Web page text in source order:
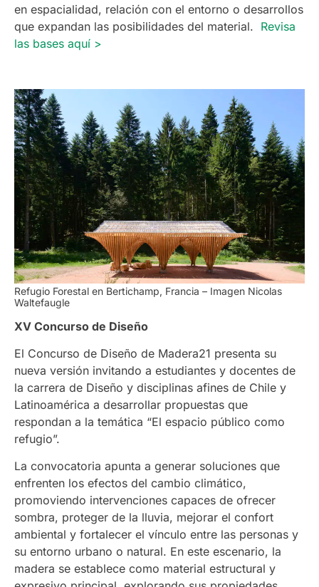
en espacialidad, relación con el entorno o desarrollos
que expandan las posibilidades del material. Revisa
las bases aquí >
Refugio Forestal en Bertichamp, Francia – Imagen Nicolas
Waltefaugle
XV Concurso de Diseño
El Concurso de Diseño de Madera21 presenta su
nueva versión invitando a estudiantes y docentes de
la carrera de Diseño y disciplinas afines de Chile y
Latinoamérica a desarrollar propuestas que
respondan a la temática “El espacio público como
refugio”.
La convocatoria apunta a generar soluciones que
enfrenten los efectos del cambio climático,
promoviendo intervenciones capaces de ofrecer
sombra, proteger de la lluvia, mejorar el confort
ambiental y fortalecer el vínculo entre las personas y
su entorno urbano o natural. En este escenario, la
madera se establece como material estructural y